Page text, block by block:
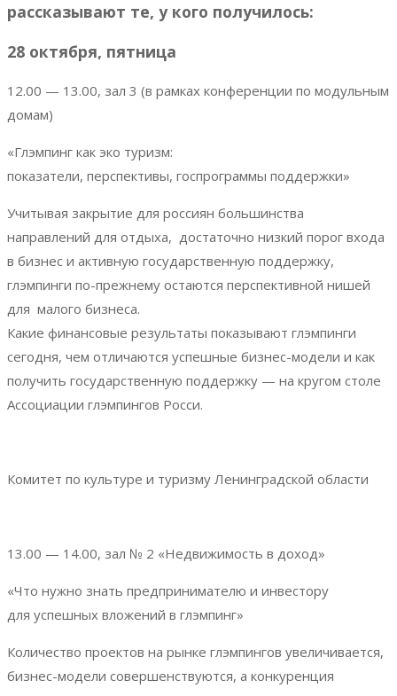
рассказывают те, у кого получилось:
28 октября, пятница
12.00 — 13.00, зал 3 (в рамках конференции по модульным
домам)
«Глэмпинг как эко туризм:
показатели, перспективы, госпрограммы поддержки»
Учитывая закрытие для россиян большинства
направлений для отдыха, достаточно низкий порог входа
в бизнес и активную государственную поддержку,
глэмпинги по-прежнему остаются перспективной нишей
для малого бизнеса.
Какие финансовые результаты показывают глэмпинги
сегодня, чем отличаются успешные бизнес-модели и как
получить государственную поддержку — на кругом столе
Ассоциации глэмпингов Росси.
Комитет по культуре и туризму Ленинградской области
13.00 — 14.00, зал № 2 «Недвижимость в доход»
«Что нужно знать предпринимателю и инвестору
для успешных вложений в глэмпинг»
Количество проектов на рынке глэмпингов увеличивается,
бизнес-модели совершенствуются, а конкуренция